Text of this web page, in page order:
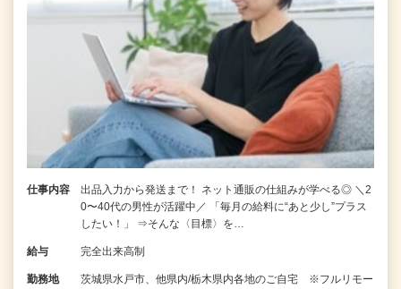
仕事内容
出品入力から発送まで！ ネット通販の仕組みが学べる◎ ＼2
0〜40代の男性が活躍中／ 「毎月の給料に“あと少し”プラス
したい！」 ⇒そんな〈目標〉を…
給与 完全出来高制
勤務地
茨城県水戸市、他県内/栃木県内各地のご自宅 ※フルリモー